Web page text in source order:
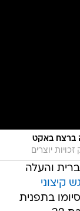
ברצח באקט
והעלה
קיצוני
בתפנית